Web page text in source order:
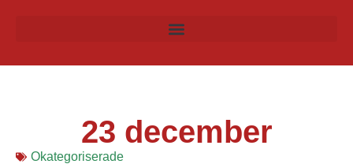
23 december
Okategoriserade